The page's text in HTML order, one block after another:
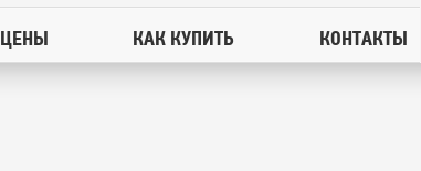
ЦЕНЫ КАК КУПИТЬ КОНТАКТЫ